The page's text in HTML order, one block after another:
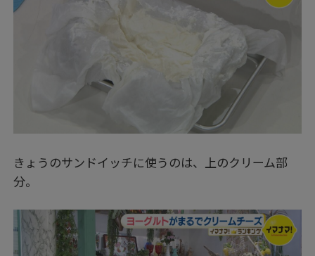
きょうのサンドイッチに使うのは、上のクリーム部
分。